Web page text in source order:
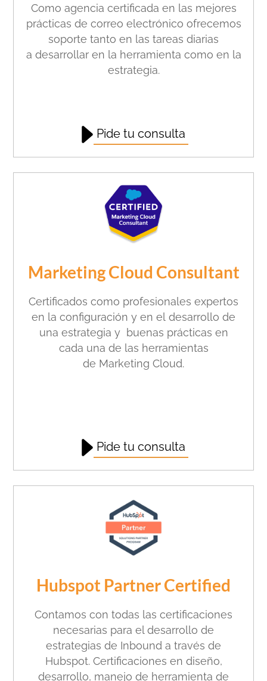
Como agencia certificada en las mejores
prácticas de correo electrónico ofrecemos
soporte tanto en las tareas diarias
a desarrollar en la herramienta como en la
estrategia.
Pide tu consulta
Marketing Cloud Consultant
Certificados como profesionales expertos
en la configuración y en el desarrollo de
una estrategia y buenas prácticas en
cada una de las herramientas
de Marketing Cloud.
Pide tu consulta
Hubspot Partner Certified
Contamos con todas las certificaciones
necesarias para el desarrollo de
estrategias de Inbound a través de
Hubspot. Certificaciones en diseño,
desarrollo, manejo de herramienta de